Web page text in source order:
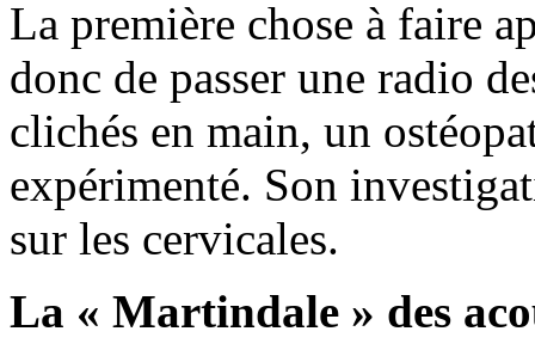
La première chose à faire
donc de passer une radio
clichés en main, un
expérimenté. Son
sur les cervicales.
La « Martindale » des